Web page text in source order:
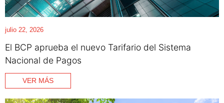
julio 22, 2026
El BCP aprueba el nuevo Tarifario del Sistema
Nacional de Pagos
VER MÁS